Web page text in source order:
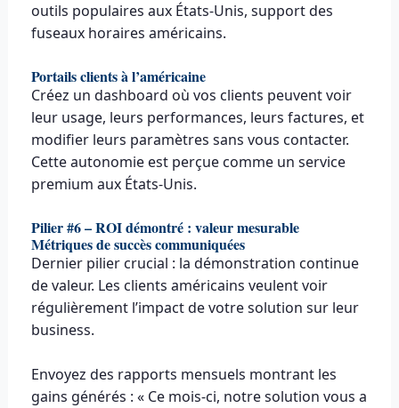
outils populaires aux États-Unis, support des
fuseaux horaires américains.
Portails clients à l’américaine
Créez un dashboard où vos clients peuvent voir
leur usage, leurs performances, leurs factures, et
modifier leurs paramètres sans vous contacter.
Cette autonomie est perçue comme un service
premium aux États-Unis.
Pilier #6 – ROI démontré : valeur mesurable
Métriques de succès communiquées
Dernier pilier crucial : la démonstration continue
de valeur. Les clients américains veulent voir
régulièrement l’impact de votre solution sur leur
business.
Envoyez des rapports mensuels montrant les
gains générés : « Ce mois-ci, notre solution vous a